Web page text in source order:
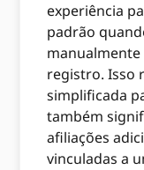
experiência
padrão
manualmente
registro. Isso
simplificada
também
afiliações
vinculadas a